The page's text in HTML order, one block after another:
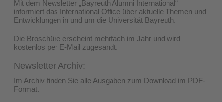
Mit dem Newsletter „Bayreuth Alumni International“
informiert das International Office über aktuelle Themen und
Entwicklungen in und um die Universität Bayreuth.
Die Broschüre erscheint mehrfach im Jahr und wird
kostenlos per E-Mail zugesandt.
Newsletter Archiv:
Im Archiv finden Sie alle Ausgaben zum Download im PDF-
Format.